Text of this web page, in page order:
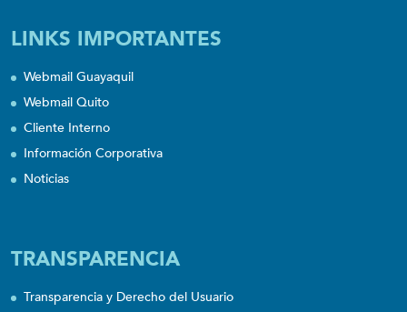
LINKS IMPORTANTES
Webmail Guayaquil
Webmail Quito
Cliente Interno
Información Corporativa
Noticias
TRANSPARENCIA
Transparencia y Derecho del Usuario